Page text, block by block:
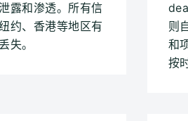
露和渗透。所有信
约、香港等地区有
失。
则
和
按